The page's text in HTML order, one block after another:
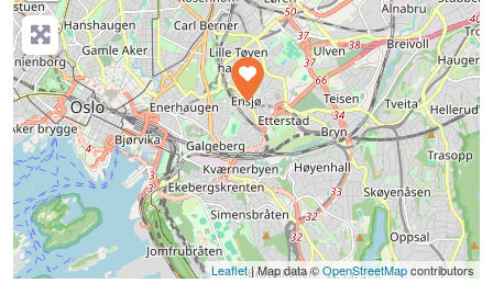
Leaflet| Map data ©OpenStreetMapcontributors